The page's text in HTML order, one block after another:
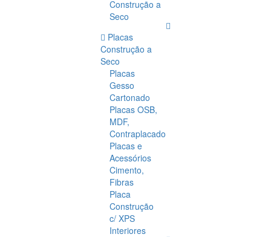
Construção a
Seco
Placas
Construção a
Seco
Placas
Gesso
Cartonado
Placas OSB,
MDF,
Contraplacado
Placas e
Acessórios
Cimento,
Fibras
Placa
Construção
c/ XPS
Interiores